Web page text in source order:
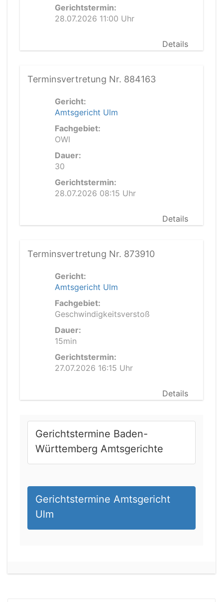
Gerichtstermin:
28.07.2026 11:00 Uhr
Details
Terminsvertretung Nr. 884163
Gericht:
Amtsgericht Ulm
Fachgebiet:
OWI
Dauer:
30
Gerichtstermin:
28.07.2026 08:15 Uhr
Details
Terminsvertretung Nr. 873910
Gericht:
Amtsgericht Ulm
Fachgebiet:
Geschwindigkeitsverstoß
Dauer:
15min
Gerichtstermin:
27.07.2026 16:15 Uhr
Details
Gerichtstermine Baden-
Württemberg Amtsgerichte
Gerichtstermine Amtsgericht
Ulm